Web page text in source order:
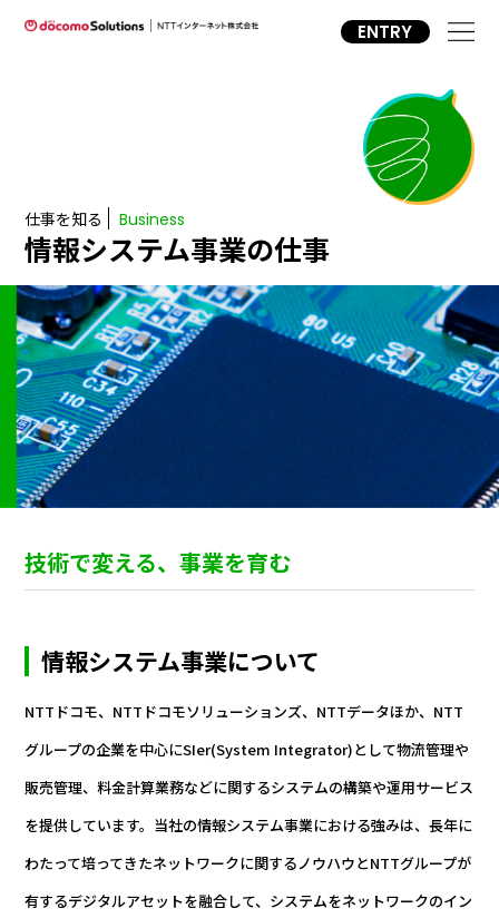
ENTRY
仕事を知る Business
情報システム事業の仕事
技術で変える、事業を育む
情報システム事業について
NTTドコモ、NTTドコモソリューションズ、NTTデータほか、NTT
グループの企業を中心にSIer(System Integrator)として物流管理や
販売管理、料金計算業務などに関するシステムの構築や運用サービス
を提供しています。当社の情報システム事業における強みは、長年に
わたって培ってきたネットワークに関するノウハウとNTTグループが
有するデジタルアセットを融合して、システムをネットワークのイン